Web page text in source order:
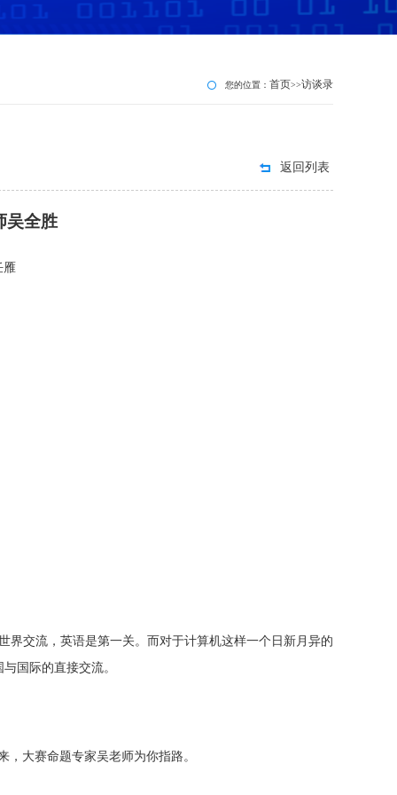
您的位置： 首页>>访谈录
返回列表
全胜
雁
交流，英语是第一关。而对于计算机这样一个日新月异的
国际的直接交流。
大赛命题专家吴老师为你指路。